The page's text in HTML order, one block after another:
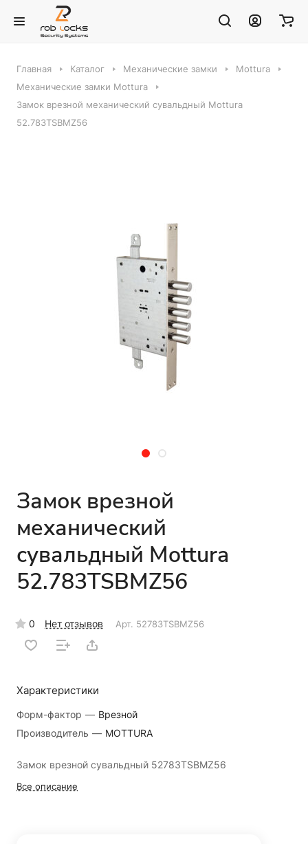
Главная Каталог Механические замки
Mottura
Механические замки Mottura
Замок врезной механический сувальдный Mottura
52.783TSBMZ56
Замок врезной
механический
сувальдный Mottura
52.783TSBMZ56
0 Нет отзывов Арт. 52783TSBMZ56
Характеристики
Форм-фактор — Врезной
Производитель — MOTTURA
Замок врезной сувальдный 52783TSBMZ56
Все описание